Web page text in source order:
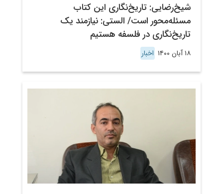
شیخ‌رضایی: تاریخ‌نگاری این کتاب
مسئله‌محور است/ الستی: نیازمند یک
تاریخ‌نگاری در فلسفه‌ هستیم
۱۸ آبان ۱۴۰۰ اخبار